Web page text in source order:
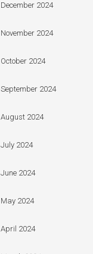
December 2024
November 2024
October 2024
September 2024
August 2024
July 2024
June 2024
May 2024
April 2024